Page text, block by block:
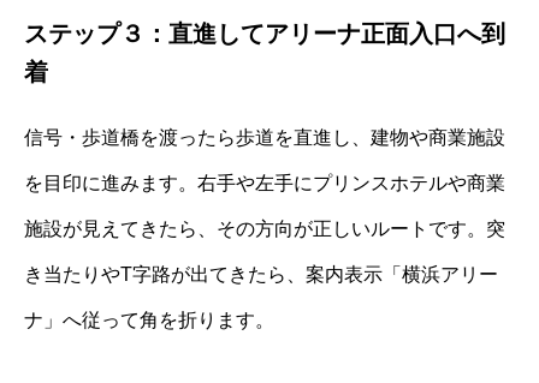
ステップ３：直進してアリーナ正面入口へ到
着
信号・歩道橋を渡ったら歩道を直進し、建物や商業施設
を目印に進みます。右手や左手にプリンスホテルや商業
施設が見えてきたら、その方向が正しいルートです。突
き当たりやT字路が出てきたら、案内表示「横浜アリー
ナ」へ従って角を折ります。